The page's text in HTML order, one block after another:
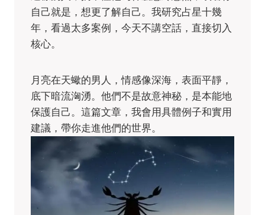
自己就是，想更了解自己。我研究占星十幾
年，看過太多案例，今天不講空話，直接切入
核心。
月亮在天蠍的男人，情感像深海，表面平靜，
底下暗流洶湧。他們不是故意神秘，是本能地
保護自己。這篇文章，我會用具體例子和實用
建議，帶你走進他們的世界。